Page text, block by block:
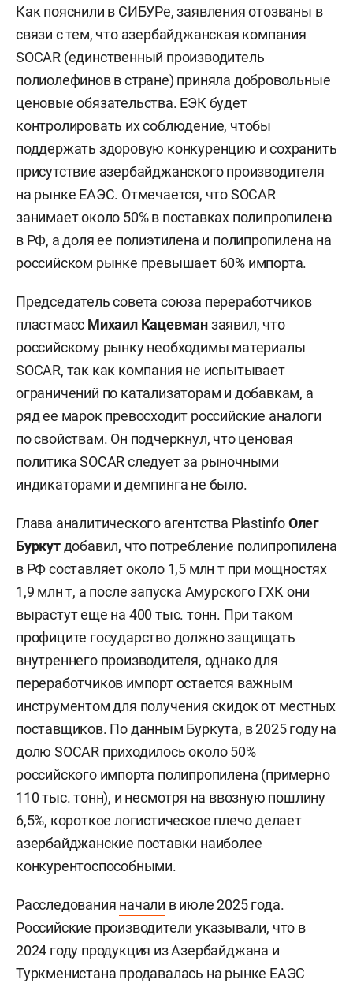
Как пояснили в СИБУРе, заявления отозваны в
связи с тем, что азербайджанская компания
SOCAR (единственный производитель
полиолефинов в стране) приняла добровольные
ценовые обязательства. ЕЭК будет
контролировать их соблюдение, чтобы
поддержать здоровую конкуренцию и сохранить
присутствие азербайджанского производителя
на рынке ЕАЭС. Отмечается, что SOCAR
занимает около 50% в поставках полипропилена
в РФ, а доля ее полиэтилена и полипропилена на
российском рынке превышает 60% импорта.
Председатель совета союза переработчиков
пластмасс Михаил Кацевманзаявил, что
российскому рынку необходимы материалы
SOCAR, так как компания не испытывает
ограничений по катализаторам и добавкам, а
ряд ее марок превосходит российские аналоги
по свойствам. Он подчеркнул, что ценовая
политика SOCAR следует за рыночными
индикаторами и демпинга не было.
Глава аналитического агентства PlastinfoОлег
Буркутдобавил, что потребление полипропилена
в РФ составляет около 1,5 млн т при мощностях
1,9 млн т, а после запуска Амурского ГХК они
вырастут еще на 400 тыс. тонн. При таком
профиците государство должно защищать
внутреннего производителя, однако для
переработчиков импорт остается важным
инструментом для получения скидок от местных
поставщиков. По данным Буркута, в 2025 году на
долю SOCAR приходилось около 50%
российского импорта полипропилена (примерно
110 тыс. тонн), и несмотря на ввозную пошлину
6,5%, короткое логистическое плечо делает
азербайджанские поставки наиболее
конкурентоспособными.
Расследования начали в июле 2025 года.
Российские производители указывали, что в
2024 году продукция из Азербайджана и
Туркменистана продавалась на рынке ЕАЭС